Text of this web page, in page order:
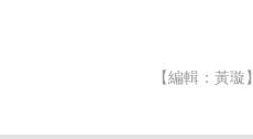
【編輯：黃璇】